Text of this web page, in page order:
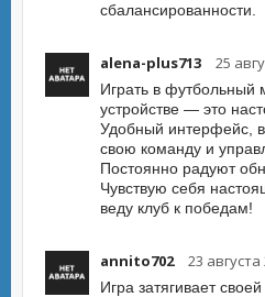
сбалансированности.
alena-plus713 25
Играть в
устройстве — это
Удобный интерфейс,
свою команду и
Постоянно радуют
Чувствую себя
веду клуб к победам!
annito702 23 августа
Игра затягивает